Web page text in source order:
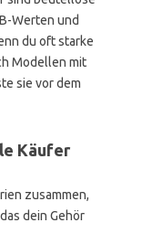
Werten und
du oft starke
Modellen mit
sie vor dem
Käufer
zusammen,
dein Gehör